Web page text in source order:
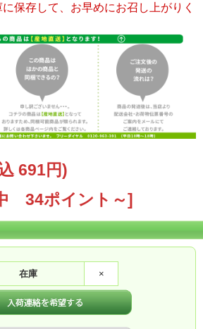
保存して、お早めにお召し上がりく
691円)
34ポイント～]
在庫 ×